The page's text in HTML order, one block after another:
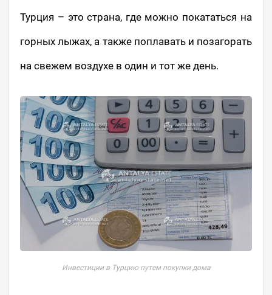
Турция – это страна, где можно покататься на
горных лыжах, а также поплавать и позагорать
на свежем воздухе в один и тот же день.
Инвестиции в Турцию путем покупки дома